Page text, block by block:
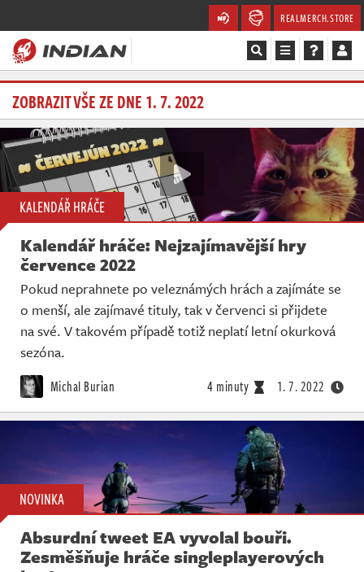
REALMERCH.STORE
Magazín
Recenze
Videa
Soutěže
Databáze
Komunita
Redakce
Živě
ZOBRAZIT VŠE ZE DNE 1. 7. 2022
KALENDÁŘ HRÁČE
Kalendář hráče: Nejzajímavější hry
července 2022
Pokud neprahnete po veleznámých hrách a zajímáte se
o menší, ale zajímavé tituly, tak v červenci si přijdete
na své. V takovém případě totiž neplatí letní okurková
sezóna.
Michal Burian 4 minuty 1. 7. 2022
NOVINKA
Absurdní tweet EA vyvolal bouři.
Zesměšňuje hráče singleplayerových